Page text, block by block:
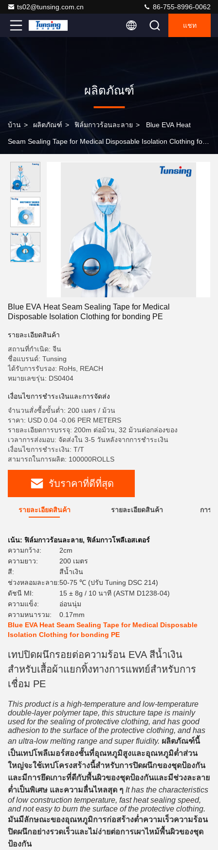
ts02@tunsing.com.cn 86-755-8996-0062
แชท
ผลิตภัณฑ์
บ้าน > ผลิตภัณฑ์ > ฟิล์มกาวร้อนละลาย > Blue EVA Heat
Seam Sealing Tape for Medical Disposable Isolation Clothing for
Blue EVA Heat Seam Sealing Tape for Medical
Disposable Isolation Clothing for bonding PE
รายละเอียดสินค้า
สถานที่กำเนิด: จีน
ชื่อแบรนด์: Tunsing
ได้รับการรับรอง: RoHs, REACH
หมายเลขรุ่น: DS0404
เงื่อนไขการชำระเงินและการจัดส่ง
จำนวนสั่งซื้อขั้นต่ำ: 200 เมตร / ม้วน
ราคา: USD 0.04 -0.06 PER METERS
รายละเอียดการบรรจุ: 200m ต่อม้วน, 32 ม้วนต่อกล่องของ
เวลาการส่งมอบ: จัดส่งใน 3-5 วันหลังจากการชำระเงิน
เงื่อนไขการชำระเงิน: T/T
สามารถในการผลิต: 100000ROLLS
รับราคาที่ดีที่สุด
รายละเอียดสินค้า รายละเอียดสินค้า การ
เน้น: ฟิล์มกาวร้อนละลาย, ฟิล์มกาวโพลีเอสเตอร์
ความกว้าง:
2cm
ความยาว:
200 เมตร
สี:
สีน้ำเงิน
ช่วงหลอมละลาย:50-75 ℃ (ปรับ Tuning DSC 214)
ดัชนี MI:
15 ± 8g / 10 นาที (ASTM D1238-04)
ความแข็ง:
อ่อนนุ่ม
ความหนารวม:
0.17mm
Blue EVA Heat Seam Sealing Tape for Medical Disposable
Isolation Clothing for bonding PE
เทปปิดผนึกรอยต่อความร้อน EVA สีน้ำเงิน
สำหรับเสื้อผ้าแยกทิ้งทางการแพทย์สำหรับการ
เชื่อม PE
This product is a high-temperature and low-temperature
double-layer polymer tape, this structure tape is mainly
used for the sealing of protective clothing, and has good
adhesion to the surface of the protective clothing, and has
an ultra-low melting range and super fluidity. ผลิตภัณฑ์นี้
เป็นเทปโพลีเมอร์สองชั้นที่อุณหภูมิสูงและอุณหภูมิต่ำส่วน
ใหญ่จะใช้เทปโครงสร้างนี้สำหรับการปิดผนึกของชุดป้องกัน
และมีการยึดเกาะที่ดีกับพื้นผิวของชุดป้องกันและมีช่วงละลาย
ต่ำเป็นพิเศษ และความลื่นไหลสุด ๆ It has the characteristics
of low construction temperature, fast heat sealing speed,
and not easy to burn the surface of the protective clothing.
มันมีลักษณะของอุณหภูมิการก่อสร้างต่ำความเร็วความร้อน
ปิดผนึกอย่างรวดเร็วและไม่ง่ายต่อการเผาไหม้พื้นผิวของชุด
ป้องกัน